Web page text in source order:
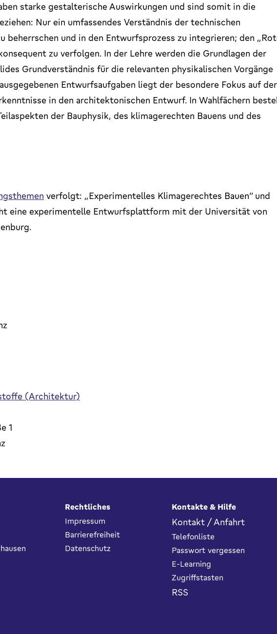
starke gestalterische Auswirkungen und sind somit in die
Nur ein umfassendes Verständnis der technischen
beherrschen und in den Entwurfsprozess zu integrieren; den
zu verfolgen. In der Lehre werden die Grundlagen der
Grundverständnis für die relevanten physikalischen Vorgänge
Entwurfsaufgaben liegt der besondere Fokus auf der
in den architektonischen Entwurf. In Wahlfächern
der Bauphysik, des klimagerechten Bauens und des
verfolgt: „Experimentelles Klimagerechtes Bauen“ und
eine experimentelle Entwurfsplattform mit der Universität von
(Architektur)
1
Rechtliches
Impressum
Barrierefreiheit
Datenschutz
Kontakte & Hilfe
Kontakt / Anfahrt
Telefonliste
Passwort vergessen
E-Learning
Zugriffstasten
RSS